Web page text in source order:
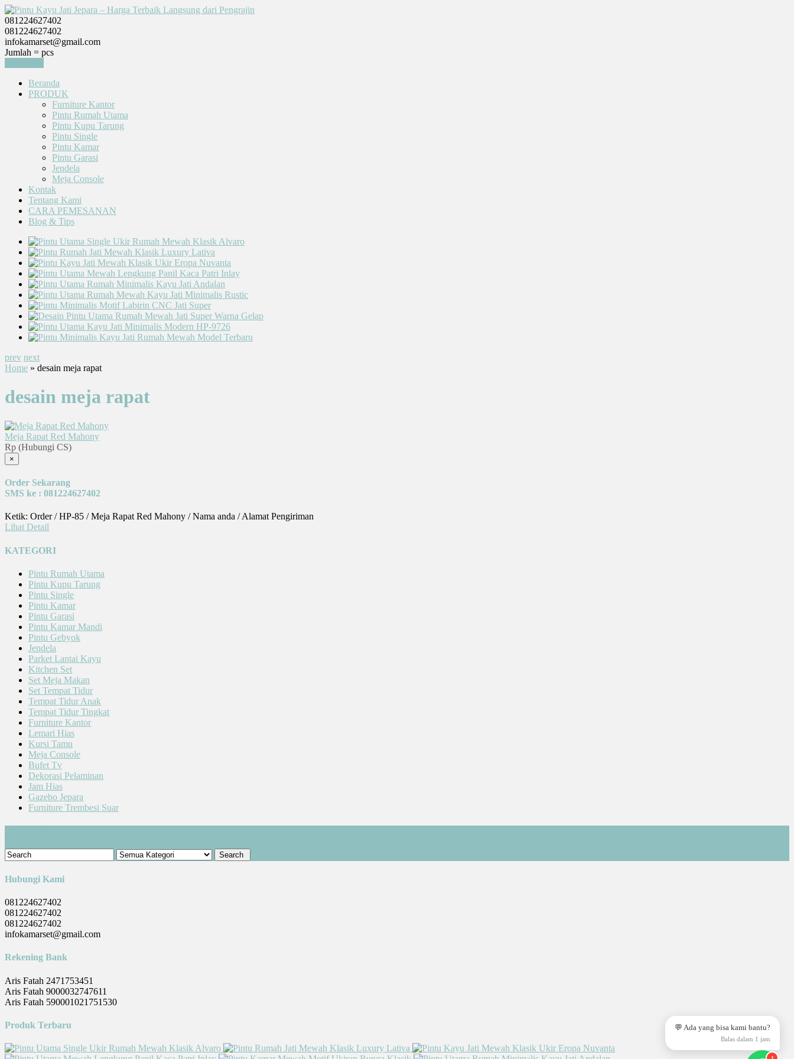
081224627402
081224627402
infokamarset@gmail.com
Jumlah = pcs
Beranda
PRODUK
Furniture Kantor
Pintu Rumah Utama
Pintu Kupu Tarung
Pintu Single
Pintu Kamar
Pintu Garasi
Jendela
Meja Console
Kontak
Tentang Kami
CARA PEMESANAN
Blog & Tips
prev next
Home » desain meja rapat
desain meja rapat
Meja Rapat Red Mahony
Rp (Hubungi CS)
×
Order Sekarang
SMS ke : 081224627402
Ketik: Order / HP-85 / Meja Rapat Red Mahony / Nama anda / Alamat Pengiriman
Lihat Detail
KATEGORI
Pintu Rumah Utama
Pintu Kupu Tarung
Pintu Single
Pintu Kamar
Pintu Garasi
Pintu Kamar Mandi
Pintu Gebyok
Jendela
Parket Lantai Kayu
Kitchen Set
Set Meja Makan
Set Tempat Tidur
Tempat Tidur Anak
Tempat Tidur Tingkat
Furniture Kantor
Lemari Hias
Kursi Tamu
Meja Console
Bufet Tv
Dekorasi Pelaminan
Jam Hias
Gazebo Jepara
Furniture Trembesi Suar
Hubungi Kami
081224627402
081224627402
081224627402
infokamarset@gmail.com
Rekening Bank
Aris Fatah 2471753451
Aris Fatah 9000032747611
Aris Fatah 590001021751530
Produk Terbaru 💬 Ada yang bisa kami bantu?
Balas dalam 1 jam